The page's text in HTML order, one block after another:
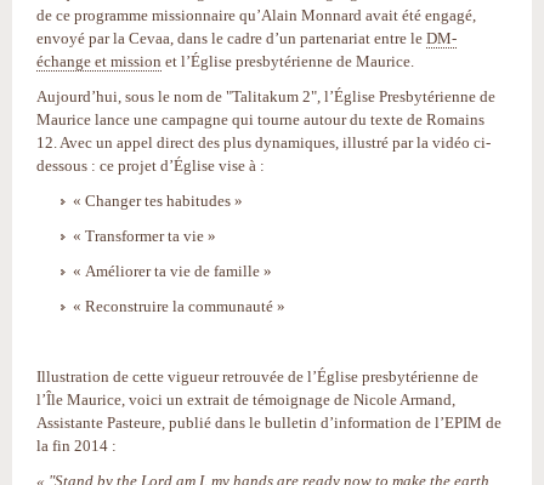
de ce programme missionnaire qu’Alain Monnard avait été engagé,
envoyé par la Cevaa, dans le cadre d’un partenariat entre le DM-
échange et mission et l’Église presbytérienne de Maurice.
Aujourd’hui, sous le nom de "Talitakum 2", l’Église Presbytérienne de
Maurice lance une campagne qui tourne autour du texte de Romains
12. Avec un appel direct des plus dynamiques, illustré par la vidéo ci-
dessous : ce projet d’Église vise à :
« Changer tes habitudes »
« Transformer ta vie »
« Améliorer ta vie de famille »
« Reconstruire la communauté »
Illustration de cette vigueur retrouvée de l’Église presbytérienne de
l’Île Maurice, voici un extrait de témoignage de Nicole Armand,
Assistante Pasteure, publié dans le bulletin d’information de l’EPIM de
la fin 2014 :
« "Stand by the Lord am I, my hands are ready now to make the earth